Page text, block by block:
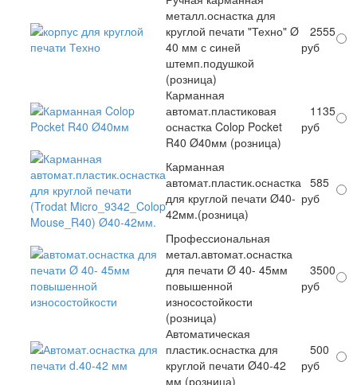
металл.оснастка для
круглой печати "Техно" Ø
40 мм с синей
штемп.подушкой
(розница)
2555
руб
Карманная
автомат.пластиковая
оснастка Colop Pocket
R40 Ø40мм (розница)
1135
руб
Карманная
автомат.пластик.оснастка
для круглой печати Ø40-
42мм.(розница)
585
руб
Профессиональная
метал.автомат.оснастка
для печати Ø 40- 45мм
повышенной
износостойкости
(розница)
3500
руб
Автоматическая
пластик.оснастка для
круглой печати Ø40-42
мм (розница)
500
руб